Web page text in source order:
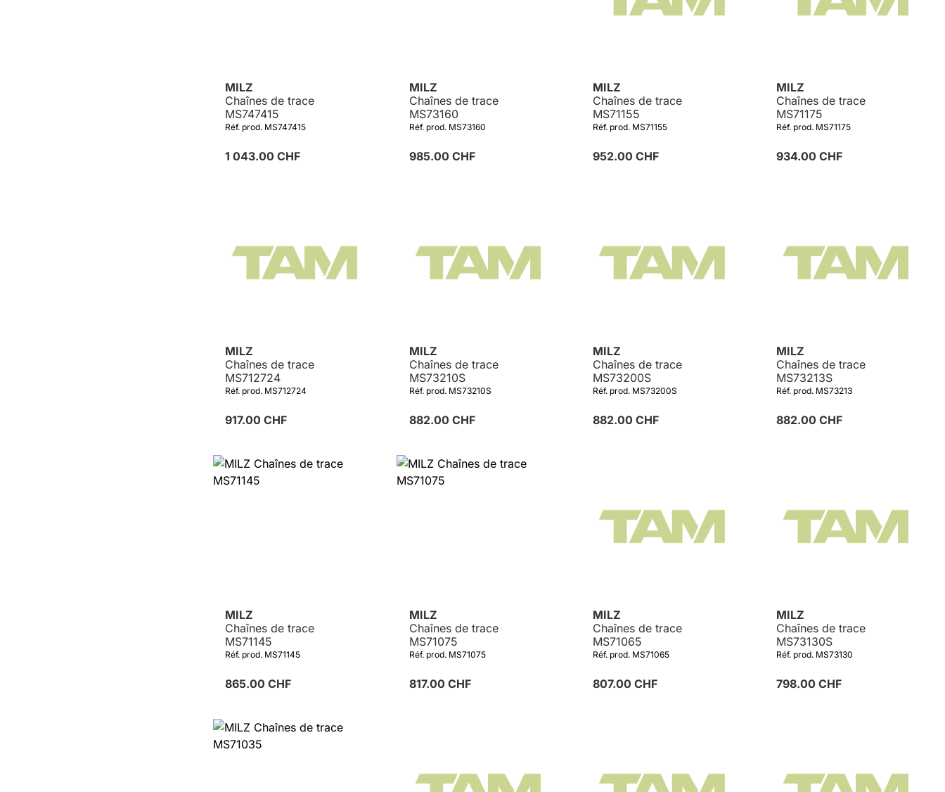
MILZ
Chaînes de trace
MS747415
Réf. prod. MS747415
1 043.00 CHF
MILZ
Chaînes de trace
MS73160
Réf. prod. MS73160
985.00 CHF
MILZ
Chaînes de trace
MS71155
Réf. prod. MS71155
952.00 CHF
MILZ
Chaînes de trace
MS71175
Réf. prod. MS71175
934.00 CHF
MILZ
Chaînes de trace
MS712724
Réf. prod. MS712724
917.00 CHF
Détails
MILZ
Chaînes de trace
MS73210S
Réf. prod. MS73210S
882.00 CHF
MILZ
Chaînes de trace
MS73200S
Réf. prod. MS73200S
882.00 CHF
MILZ
Chaînes de trace
MS73213S
Réf. prod. MS73213
882.00 CHF
MILZ
Chaînes de trace
MS71145
Réf. prod. MS71145
865.00 CHF
Détails
MILZ
Chaînes de trace
MS71075
Réf. prod. MS71075
817.00 CHF
MILZ
Chaînes de trace
MS71065
Réf. prod. MS71065
807.00 CHF
MILZ
Chaînes de trace
MS73130S
Réf. prod. MS73130
798.00 CHF